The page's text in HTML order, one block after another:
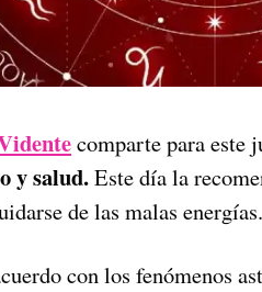
comparte para este
y salud.Este día la
de las malas energías.
con los fenómenos